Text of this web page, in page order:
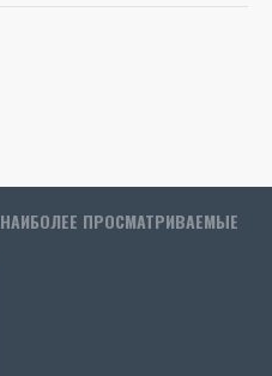
НАИБОЛЕЕ ПРОСМАТРИВАЕМЫЕ